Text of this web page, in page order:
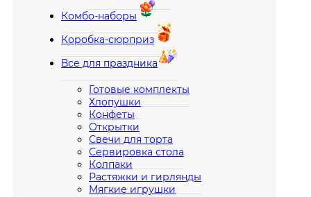
Комбо-наборы
Коробка-сюрприз
Все для праздника
Готовые комплекты
Хлопушки
Конфеты
Открытки
Свечи для торта
Сервировка стола
Колпаки
Растяжки и гирлянды
Мягкие игрушки